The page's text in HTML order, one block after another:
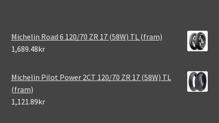
Michelin Road 6 120/70 ZR 17 (58W) TL (fram)
1,689.48kr
Michelin Pilot Power 2CT 120/70 ZR 17 (58W) TL
(fram)
1,121.89kr